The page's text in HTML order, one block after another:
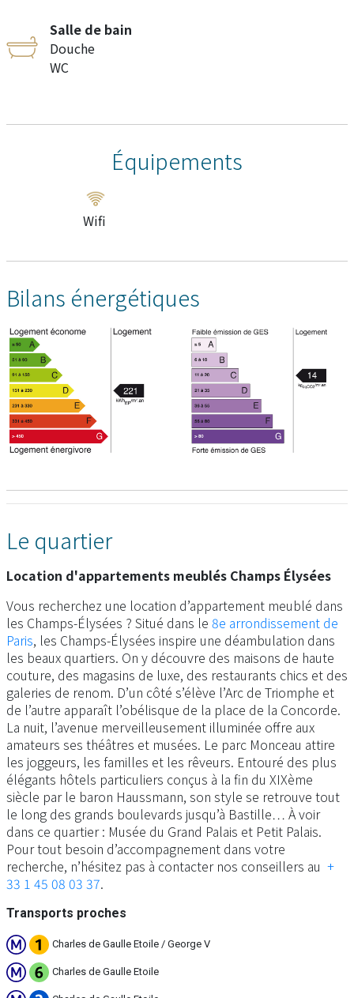
Salle de bain
Douche
WC
Équipements
Wifi
Bilans énergétiques
Le quartier
Location d'appartements meublés Champs Élysées
Vous recherchez une location d’appartement meublé dans
les Champs-Élysées ? Situé dans le 8e arrondissement de
Paris, les Champs-Élysées inspire une déambulation dans
les beaux quartiers. On y découvre des maisons de haute
couture, des magasins de luxe, des restaurants chics et des
galeries de renom. D’un côté s’élève l’Arc de Triomphe et
de l’autre apparaît l’obélisque de la place de la Concorde.
La nuit, l’avenue merveilleusement illuminée offre aux
amateurs ses théâtres et musées. Le parc Monceau attire
les joggeurs, les familles et les rêveurs. Entouré des plus
élégants hôtels particuliers conçus à la fin du XIXème
siècle par le baron Haussmann, son style se retrouve tout
le long des grands boulevards jusqu’à Bastille… À voir
dans ce quartier : Musée du Grand Palais et Petit Palais.
Pour tout besoin d’accompagnement dans votre
recherche, n’hésitez pas à contacter nos conseillers au +
33 1 45 08 03 37.
Transports proches
Charles de Gaulle Etoile / George V
Charles de Gaulle Etoile